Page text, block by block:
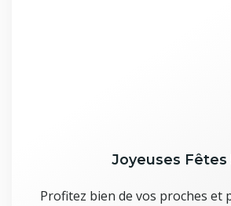
Joyeuses Fêtes
Profitez bien de vos proches et